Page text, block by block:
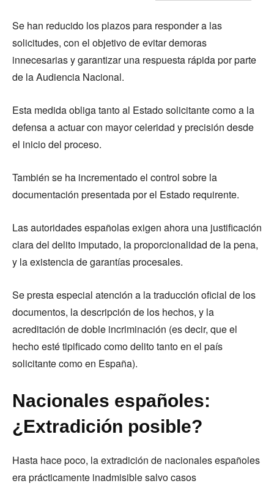
Se han reducido los plazos para responder a las
solicitudes, con el objetivo de evitar demoras
innecesarias y garantizar una respuesta rápida por parte
de la Audiencia Nacional.
Esta medida obliga tanto al Estado solicitante como a la
defensa a actuar con mayor celeridad y precisión desde
el inicio del proceso.
También se ha incrementado el control sobre la
documentación presentada por el Estado requirente.
Las autoridades españolas exigen ahora una justificación
clara del delito imputado, la proporcionalidad de la pena,
y la existencia de garantías procesales.
Se presta especial atención a la traducción oficial de los
documentos, la descripción de los hechos, y la
acreditación de doble incriminación (es decir, que el
hecho esté tipificado como delito tanto en el país
solicitante como en España).
Nacionales españoles:
¿Extradición posible?
Hasta hace poco, la extradición de nacionales españoles
era prácticamente inadmisible salvo casos